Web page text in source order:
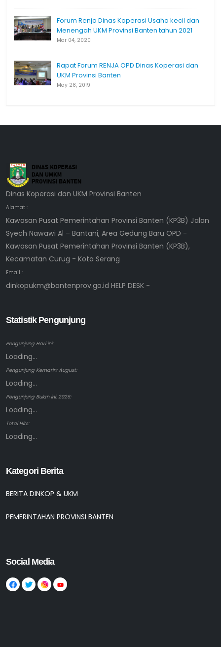
Forum Renja Dinas Koperasi Usaha kecil dan
Menengah UKM Provinsi Banten tahun 2021
Mar 04, 2020
Rapat Forum RENJA OPD Dinas Koperasi dan
UKM Provinsi Banten
May 28, 2019
Dinas Koperasi dan UKM Provinsi Banten
Alamat :
Kawasan Pusat Pemerintahan Provinsi Banten (KP3B) Jalan
Syech Nawawi Al – Bantani, Area Gedung Baru OPD -
Kawasan Pusat Pemerintahan Provinsi Banten (KP3B),
Kecamatan Curug - Kota Serang
Email :
dinkopukm@bantenprov.go.id HELP DESK -
Statistik Pengunjung
Pengunjung Hari ini:
Loading...
Pengunjung Kemarin: August:
Loading...
Pengunjung Bulan ini: 2026:
Loading...
Total Hits:
Loading...
Kategori Berita
BERITA DINKOP & UKM
PEMERINTAHAN PROVINSI BANTEN
Social Media